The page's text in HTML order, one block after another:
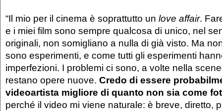
“Il mio per il cinema è soprattutto un love affair.
e i miei film sono sempre qualcosa di unico, nel
originali, non somigliano a nulla di già visto. Ma
sono esperimenti, e come tutti gli esperimenti
imperfezioni. I problemi ci sono, a volte nella
restano opere nuove. Credo di essere
videoartista migliore di quanto non sia come
perché il video mi viene naturale: è breve, diretto,